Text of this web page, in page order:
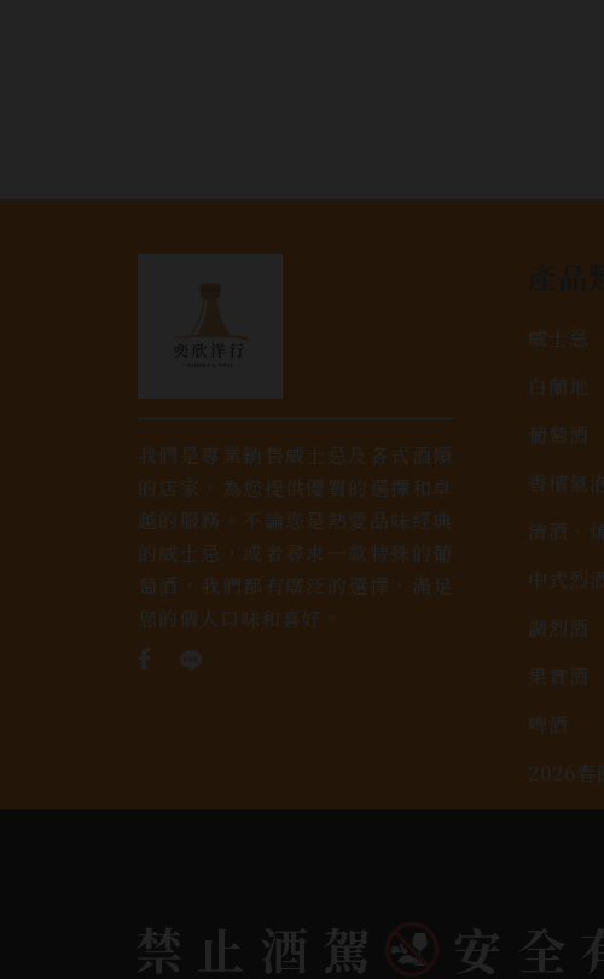
我們是專業銷售威士忌及各式酒類
的店家，為您提供優質的選擇和卓
越的服務。不論您是熱愛品味經典
的威士忌，或者尋求一款特殊的葡
萄酒，我們都有廣泛的選擇，滿足
您的個人口味和喜好。
威士忌
白蘭地
葡萄酒
香檳氣
清酒、
中式烈
調烈酒
果實酒
啤酒
2026春
Copyright 奕欣洋行-酒類專賣｜Wine &
禁止酒駕 安全